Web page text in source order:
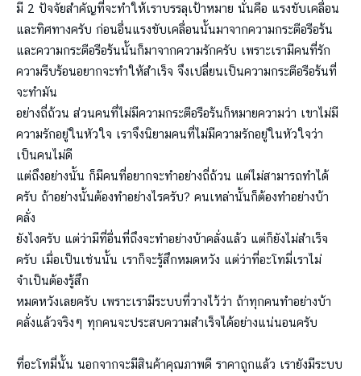
มี 2 ปัจจัยสำคัญที่จะทำให้เราบรรลุเป้าหมาย นั่นคือ แรงขับเคลื่อน
และทิศทางครับ ก่อนอื่นแรงขับเคลื่อนนั้นมาจากความกระตือรือร้น
และความกระตือรือร้นนั้นก็มาจากความรักครับ เพราะเรามีคนที่รัก
ความรีบร้อนอยากจะทำให้สำเร็จ จึงเปลี่ยนเป็นความกระตือรือร้นที่
จะทำมัน
อย่างถี่ถ้วน ส่วนคนที่ไม่มีความกระตือรือร้นก็หมายความว่า เขาไม่มี
ความรักอยู่ในหัวใจ เราจึงนิยามคนที่ไม่มีความรักอยู่ในหัวใจว่า
เป็นคนไม่ดี
แต่ถึงอย่างนั้น ก็มีคนที่อยากจะทำอย่างถี่ถ้วน แต่ไม่สามารถทำได้
ครับ ถ้าอย่างนั้นต้องทำอย่างไรครับ? คนเหล่านั้นก็ต้องทำอย่างบ้า
คลั่ง
ยังไงครับ แต่ว่ามีที่อื่นที่ถึงจะทำอย่างบ้าคลั่งแล้ว แต่ก็ยังไม่สำเร็จ
ครับ เมื่อเป็นเช่นนั้น เราก็จะรู้สึกหมดหวัง แต่ว่าที่อะโทมี่เราไม่
จำเป็นต้องรู้สึก
หมดหวังเลยครับ เพราะเรามีระบบที่วางไว้ว่า ถ้าทุกคนทำอย่างบ้า
คลั่งแล้วจริงๆ ทุกคนจะประสบความสำเร็จได้อย่างแน่นอนครับ
ที่อะโทมี่นั้น นอกจากจะมีสินค้าคุณภาพดี ราคาถูกแล้ว เรายังมีระบบ